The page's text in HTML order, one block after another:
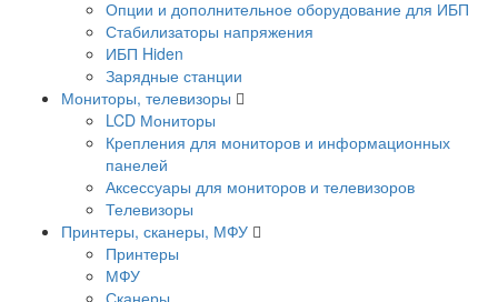
Опции и дополнительное оборудование для ИБП
Стабилизаторы напряжения
ИБП Hiden
Зарядные станции
Мониторы, телевизоры
LCD Мониторы
Крепления для мониторов и информационных
панелей
Аксессуары для мониторов и телевизоров
Телевизоры
Принтеры, сканеры, МФУ
Принтеры
МФУ
Сканеры